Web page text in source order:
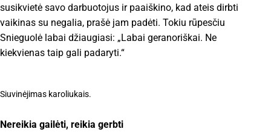
susikvietė savo darbuotojus ir paaiškino, kad ateis dirbti
vaikinas su negalia, prašė jam padėti. Tokiu rūpesčiu
Snieguolė labai džiaugiasi: „Labai geranoriškai. Ne
kiekvienas taip gali padaryti.“
Siuvinėjimas karoliukais.
Nereikia gailėti, reikia gerbti